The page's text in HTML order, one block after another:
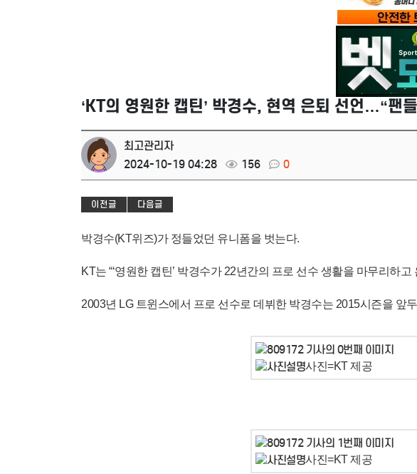
‘KT의 영원한 캡틴’ 박경수, 현역 은퇴 선언…“팬
최고관리자
2024-10-19 04:28
156 0
이전글 다음글
박경수(KT위즈)가 정들었던 유니폼을 벗는다.
KT는 “‘영원한 캡틴’ 박경수가 22년간의 프로 선수 생활을 마무리하고
2003년 LG 트윈스에서 프로 선수로 데뷔한 박경수는 2015시즌을 앞
사진=KT 제공
사진=KT 제공